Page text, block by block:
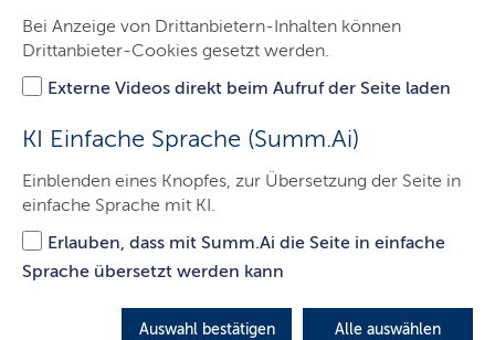
Bei Anzeige von Drittanbietern-Inhalten können
Drittanbieter-Cookies gesetzt werden.
Externe Videos direkt beim Aufruf der Seite laden
KI Einfache Sprache (Summ.Ai)
Einblenden eines Knopfes, zur Übersetzung der Seite in
einfache Sprache mit KI.
Erlauben, dass mit Summ.Ai die Seite in einfache
Sprache übersetzt werden kann
Auswahl bestätigen Alle auswählen
Alle Finanzämter